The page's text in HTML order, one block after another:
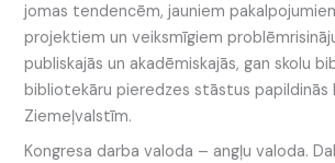
jomas tendencēm, jauniem
projektiem un veiksmīgiem
publiskajās un akadēmiskajās, gan skolu
bibliotekāru pieredzes stāstus papildinās
Ziemeļvalstīm.
Kongresa darba valoda – angļu valoda.